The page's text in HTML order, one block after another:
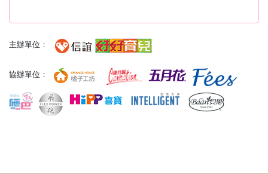
主辦單位：
協辦單位：